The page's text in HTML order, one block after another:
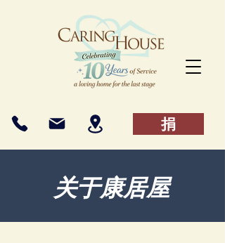
捐
关于康居屋